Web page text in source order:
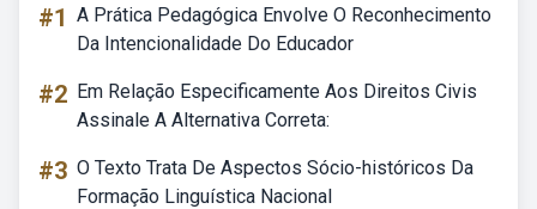
#1 A Prática Pedagógica Envolve O Reconhecimento
Da Intencionalidade Do Educador
#2 Em Relação Especificamente Aos Direitos Civis
Assinale A Alternativa Correta:
#3 O Texto Trata De Aspectos Sócio-históricos Da
Formação Linguística Nacional